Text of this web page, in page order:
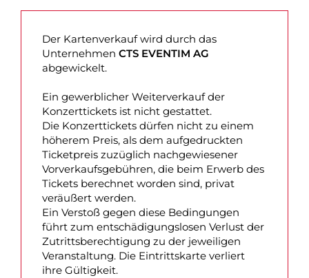
Der Kartenverkauf wird durch das
Unternehmen CTS EVENTIM AG
abgewickelt.
Ein gewerblicher Weiterverkauf der
Konzerttickets ist nicht gestattet.
Die Konzerttickets dürfen nicht zu einem
höherem Preis, als dem aufgedruckten
Ticketpreis zuzüglich nachgewiesener
Vorverkaufsgebühren, die beim Erwerb des
Tickets berechnet worden sind, privat
veräußert werden.
Ein Verstoß gegen diese Bedingungen
führt zum entschädigungslosen Verlust der
Zutrittsberechtigung zu der jeweiligen
Veranstaltung. Die Eintrittskarte verliert
ihre Gültigkeit.